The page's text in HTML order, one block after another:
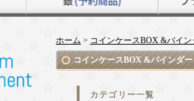
ホーム > コインケースBOX &バイン
コインケースBOX &バインダー
カテゴリー一覧